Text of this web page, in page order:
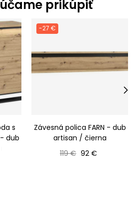
prikúpiť
s
- dub
-27 €
Závesná polica FARN - dub
artisan / čierna
Bežná cena
119 € Cena
92 €